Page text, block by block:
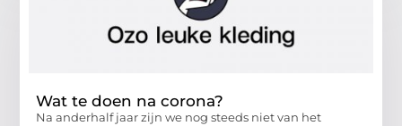
Wat te doen na corona?
Na anderhalf jaar zijn we nog steeds niet van het